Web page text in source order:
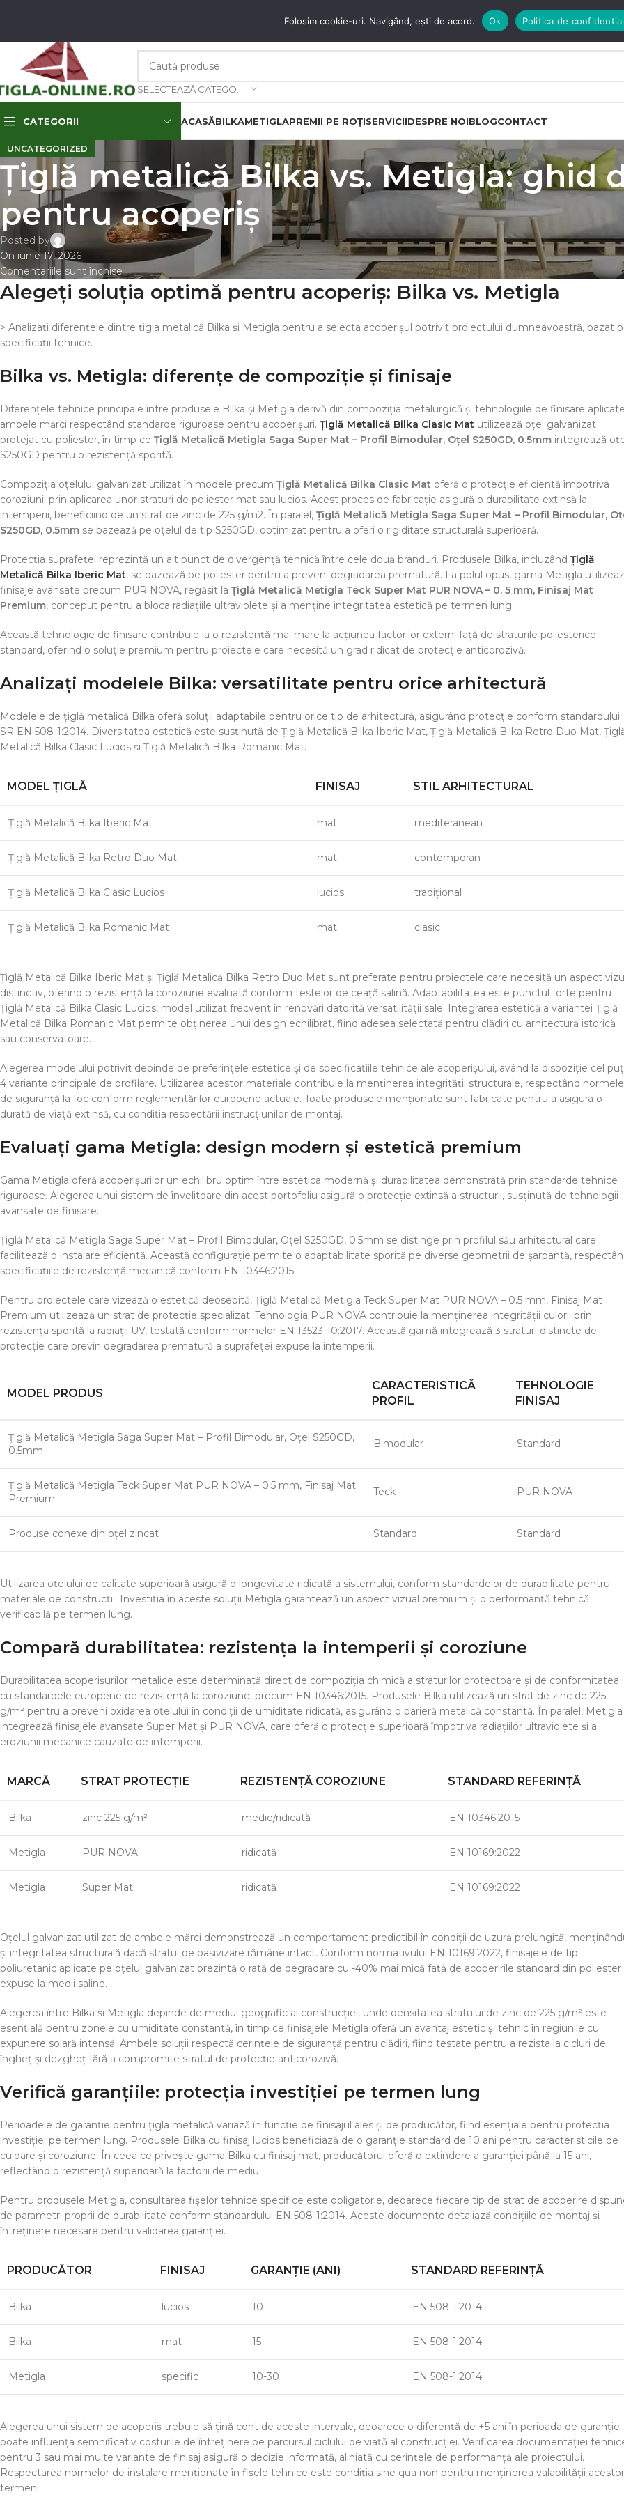
CATEGORII ACASĂBILKAMETIGLAPREMII PE ROȚISERVICIIDESPRE NOIBLOGCONTACT
UNCATEGORIZED
Țiglă metalică Bilka vs. Metigla: ghid
pentru acoperiș
Posted by
On iunie 17, 2026
Comentariile sunt închise
Alegeți soluția optimă pentru acoperiș: Bilka vs. Metigla
> Analizați diferențele dintre țigla metalică Bilka și Metigla pentru a selecta acoperișul potrivit proiectului dumneavoastră, bazat
specificații tehnice.
Bilka vs. Metigla: diferențe de compoziție și finisaje
Diferențele tehnice principale între produsele Bilka și Metigla derivă din compoziția metalurgică și tehnologiile de finisare
ambele mărci respectând standarde riguroase pentru acoperișuri. Țiglă Metalică Bilka Clasic Mat utilizează oțel galvanizat
protejat cu poliester, în timp ce Țiglă Metalică Metigla Saga Super Mat – Profil Bimodular, Oțel S250GD, 0.5mm integrează
S250GD pentru o rezistență sporită.
Compoziția oțelului galvanizat utilizat în modele precum Țiglă Metalică Bilka Clasic Mat oferă o protecție eficientă împotriva
coroziunii prin aplicarea unor straturi de poliester mat sau lucios. Acest proces de fabricație asigură o durabilitate extinsă la
intemperii, beneficiind de un strat de zinc de 225 g/m2. În paralel, Țiglă Metalică Metigla Saga Super Mat – Profil Bimodular,
S250GD, 0.5mm se bazează pe oțelul de tip S250GD, optimizat pentru a oferi o rigiditate structurală superioară.
Protecția suprafeței reprezintă un alt punct de divergență tehnică între cele două branduri. Produsele Bilka, incluzând Țiglă
Metalică Bilka Iberic Mat, se bazează pe poliester pentru a preveni degradarea prematură. La polul opus, gama Metigla
finisaje avansate precum PUR NOVA, regăsit la Țiglă Metalică Metigla Teck Super Mat PUR NOVA – 0. 5 mm, Finisaj Mat
Premium, conceput pentru a bloca radiațiile ultraviolete și a menține integritatea estetică pe termen lung.
Această tehnologie de finisare contribuie la o rezistență mai mare la acțiunea factorilor externi față de straturile poliesterice
standard, oferind o soluție premium pentru proiectele care necesită un grad ridicat de protecție anticorozivă.
Analizați modelele Bilka: versatilitate pentru orice arhitectură
Modelele de țiglă metalică Bilka oferă soluții adaptabile pentru orice tip de arhitectură, asigurând protecție conform standardului
SR EN 508-1:2014. Diversitatea estetică este susținută de Țiglă Metalică Bilka Iberic Mat, Țiglă Metalică Bilka Retro Duo Mat,
Metalică Bilka Clasic Lucios și Țiglă Metalică Bilka Romanic Mat.
MODEL ȚIGLĂ FINISAJ STIL ARHITECTURAL
Țiglă Metalică Bilka Iberic Mat mat mediteranean
Țiglă Metalică Bilka Retro Duo Mat mat contemporan
Țiglă Metalică Bilka Clasic Lucios lucios tradițional
Țiglă Metalică Bilka Romanic Mat mat clasic
Țiglă Metalică Bilka Iberic Mat și Țiglă Metalică Bilka Retro Duo Mat sunt preferate pentru proiectele care necesită un aspect
distinctiv, oferind o rezistență la coroziune evaluată conform testelor de ceață salină. Adaptabilitatea este punctul forte pentru
Țiglă Metalică Bilka Clasic Lucios, model utilizat frecvent în renovări datorită versatilității sale. Integrarea estetică a variantei Țiglă
Metalică Bilka Romanic Mat permite obținerea unui design echilibrat, fiind adesea selectată pentru clădiri cu arhitectură istorică
sau conservatoare.
Alegerea modelului potrivit depinde de preferințele estetice și de specificațiile tehnice ale acoperișului, având la dispoziție cel
4 variante principale de profilare. Utilizarea acestor materiale contribuie la menținerea integrității structurale, respectând normele
de siguranță la foc conform reglementărilor europene actuale. Toate produsele menționate sunt fabricate pentru a asigura o
durată de viață extinsă, cu condiția respectării instrucțiunilor de montaj.
Evaluați gama Metigla: design modern și estetică premium
Gama Metigla oferă acoperișurilor un echilibru optim între estetica modernă și durabilitatea demonstrată prin standarde tehnice
riguroase. Alegerea unui sistem de învelitoare din acest portofoliu asigură o protecție extinsă a structurii, susținută de tehnologii
avansate de finisare.
Țiglă Metalică Metigla Saga Super Mat – Profil Bimodular, Oțel S250GD, 0.5mm se distinge prin profilul său arhitectural care
facilitează o instalare eficientă. Această configurație permite o adaptabilitate sporită pe diverse geometrii de șarpantă,
specificațiile de rezistență mecanică conform EN 10346:2015.
Pentru proiectele care vizează o estetică deosebită, Țiglă Metalică Metigla Teck Super Mat PUR NOVA – 0.5 mm, Finisaj Mat
Premium utilizează un strat de protecție specializat. Tehnologia PUR NOVA contribuie la menținerea integrității culorii prin
rezistența sporită la radiații UV, testată conform normelor EN 13523-10:2017. Această gamă integrează 3 straturi distincte de
protecție care previn degradarea prematură a suprafeței expuse la intemperii.
MODEL PRODUS
CARACTERISTICĂ
PROFIL
TEHNOLOGIE
FINISAJ
Țiglă Metalică Metigla Saga Super Mat – Profil Bimodular, Oțel S250GD,
0.5mm
Bimodular Standard
Țiglă Metalică Metigla Teck Super Mat PUR NOVA – 0.5 mm, Finisaj Mat
Premium
Teck PUR NOVA
Produse conexe din oțel zincat Standard Standard
Utilizarea oțelului de calitate superioară asigură o longevitate ridicată a sistemului, conform standardelor de durabilitate pentru
materiale de construcții. Investiția în aceste soluții Metigla garantează un aspect vizual premium și o performanță tehnică
verificabilă pe termen lung.
Compară durabilitatea: rezistența la intemperii și coroziune
Durabilitatea acoperișurilor metalice este determinată direct de compoziția chimică a straturilor protectoare și de conformitatea
cu standardele europene de rezistență la coroziune, precum EN 10346:2015. Produsele Bilka utilizează un strat de zinc de 225
g/m² pentru a preveni oxidarea oțelului în condiții de umiditate ridicată, asigurând o barieră metalică constantă. În paralel, Metigla
integrează finisajele avansate Super Mat și PUR NOVA, care oferă o protecție superioară împotriva radiațiilor ultraviolete și a
eroziunii mecanice cauzate de intemperii.
MARCĂ STRAT PROTECȚIE REZISTENȚĂ COROZIUNE STANDARD REFERINȚĂ
Bilka zinc 225 g/m² medie/ridicată EN 10346:2015
Metigla PUR NOVA ridicată EN 10169:2022
Metigla Super Mat ridicată EN 10169:2022
Oțelul galvanizat utilizat de ambele mărci demonstrează un comportament predictibil în condiții de uzură prelungită,
și integritatea structurală dacă stratul de pasivizare rămâne intact. Conform normativului EN 10169:2022, finisajele de tip
poliuretanic aplicate pe oțelul galvanizat prezintă o rată de degradare cu -40% mai mică față de acoperirile standard din poliester
expuse la medii saline.
Alegerea între Bilka și Metigla depinde de mediul geografic al construcției, unde densitatea stratului de zinc de 225 g/m² este
esențială pentru zonele cu umiditate constantă, în timp ce finisajele Metigla oferă un avantaj estetic și tehnic în regiunile cu
expunere solară intensă. Ambele soluții respectă cerințele de siguranță pentru clădiri, fiind testate pentru a rezista la cicluri de
îngheț și dezgheț fără a compromite stratul de protecție anticorozivă.
Verifică garanțiile: protecția investiției pe termen lung
Perioadele de garanție pentru țigla metalică variază în funcție de finisajul ales și de producător, fiind esențiale pentru protecția
investiției pe termen lung. Produsele Bilka cu finisaj lucios beneficiază de o garanție standard de 10 ani pentru caracteristicile de
culoare și coroziune. În ceea ce privește gama Bilka cu finisaj mat, producătorul oferă o extindere a garanției până la 15 ani,
reflectând o rezistență superioară la factorii de mediu.
Pentru produsele Metigla, consultarea fișelor tehnice specifice este obligatorie, deoarece fiecare tip de strat de acoperire
de parametri proprii de durabilitate conform standardului EN 508-1:2014. Aceste documente detaliază condițiile de montaj și
întreținere necesare pentru validarea garanției.
PRODUCĂTOR FINISAJ GARANȚIE (ANI) STANDARD REFERINȚĂ
Bilka lucios 10 EN 508-1:2014
Bilka mat 15 EN 508-1:2014
Metigla specific 10-30 EN 508-1:2014
Alegerea unui sistem de acoperiș trebuie să țină cont de aceste intervale, deoarece o diferență de +5 ani în perioada de garanție
poate influența semnificativ costurile de întreținere pe parcursul ciclului de viață al construcției. Verificarea documentației
pentru 3 sau mai multe variante de finisaj asigură o decizie informată, aliniată cu cerințele de performanță ale proiectului.
Respectarea normelor de instalare menționate în fișele tehnice este condiția sine qua non pentru menținerea valabilității acestor
termeni.
Folosim cookie-uri. Navigând, ești de acord. Ok Politica de